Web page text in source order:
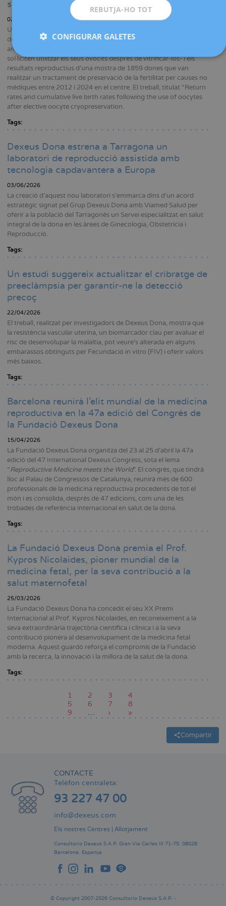
sense recórrer a la donació
02/07/2026
Un grup d'investigadors del Servei de Medicina de la Reproducció
de Dexeus Dona ha realitzat un ampli estudi retrospectiu que
analitza quina és la taxa de retorn -percentatge de pacients que
sol·liciten utilitzar els seus ovòcits després de vitrificar-los- i els
resultats reproductius d'una mostra de 1859 dones que van
realitzar un tractament de preservació de la fertilitat per causes no
mèdiques entre 2012 i 2024 en el centre. El treball, titulat “Return
rates and cumulative live birth rates following the use of oocytes
after elective oocyte cryopreservation.
Tags:
Dexeus Dona estrena a Tarragona un
laboratori de reproducció assistida amb
tecnologia capdavantera a Europa
03/06/2026
La creació d’aquest nou laboratori s’emmarca dins d'un acord
estratègic signat pel Grup Dexeus Dona amb Viamed Salud per
oferir a la població del Tarragonès un Servei especialitzat en salut
integral de la dona en les àrees de Ginecologia, Obstetrícia i
Reproducció.
Tags:
Un estudi suggereix actualitzar el cribratge de
preeclàmpsia per garantir-ne la detecció
precoç
22/04/2026
El treball, realitzat per investigadors de Dexeus Dona, mostra que
la resistència vascular uterina, un biomarcador clau per avaluar el
risc de desenvolupar la malaltia, pot veure’s alterada en alguns
embarassos obtinguts per Fecundació in vitro (FIV) i oferir valors
més baixos.
Tags:
Barcelona reunirà l’elit mundial de la medicina
reproductiva en la 47a edició del Congrés de
la Fundació Dexeus Dona
15/04/2026
La Fundació Dexeus Dona organitza del 23 al 25 d’abril la 47a
edició del 47 International Dexeus Congress, sota el lema
“Reproductive Medicine meets the World”. El congrés, que tindrà
lloc al Palau de Congressos de Catalunya, reunirà més de 600
professionals de la medicina reproductiva procedents de tot el
món i es consolida, després de 47 edicions, com una de les
trobades de referència internacional en salut de la dona.
Tags:
La Fundació Dexeus Dona premia el Prof.
Kypros Nicolaides, pioner mundial de la
medicina fetal, per la seva contribució a la
salut maternofetal
25/03/2026
La Fundació Dexeus Dona ha concedit el seu XX Premi
Internacional al Prof. Kypros Nicolaides, en reconeixement a la
seva extraordinària trajectòria científica i clínica i a la seva
contribució pionera al desenvolupament de la medicina fetal
moderna. Aquest guardó reforça el compromís de la Fundació
amb la recerca, la innovació i la millora de la salut de la dona.
Tags:
Pàgina
actual
1 Pàgina
2 Pàgina
3 Pàgina
4
Pàgina
5 Pàgina
6 Pàgina
7 Pàgina
8
Pàgina
9 …
Pàgina
següent
›
Última
pàgina
»
Compartir
CONTACTE
Telèfon centraleta:
93 227 47 00
info@dexeus.com
Els nostres Centres Allotjament
Consultorio Dexeus S.A.P. Gran Via Carles III 71-75. 08028
Barcelona. Espanya
© Copyright 2007-2026 Consultorio Dexeus S.A.P. -
REBUTJA-HO TOT
CONFIGURAR GALETES